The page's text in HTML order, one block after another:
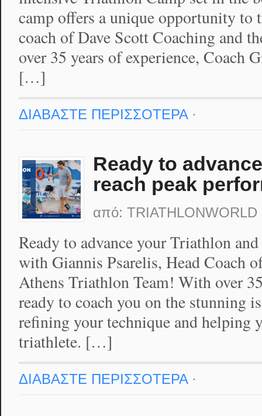
camp offers a unique opportunity to
coach of Dave Scott Coaching and
over 35 years of experience, Coach
[…]
ΔΙΑΒΑΣΤΕ ΠΕΡΙΣΣΟΤΕΡΑ·
Ready to
reach peak
από: TRIATHLONWORLD
Ready to advance your Triathlon
with Giannis Psarelis, Head Coach
Athens Triathlon Team! With over
ready to coach you on the stunning
refining your technique and helping
triathlete. […]
ΔΙΑΒΑΣΤΕ ΠΕΡΙΣΣΟΤΕΡΑ·